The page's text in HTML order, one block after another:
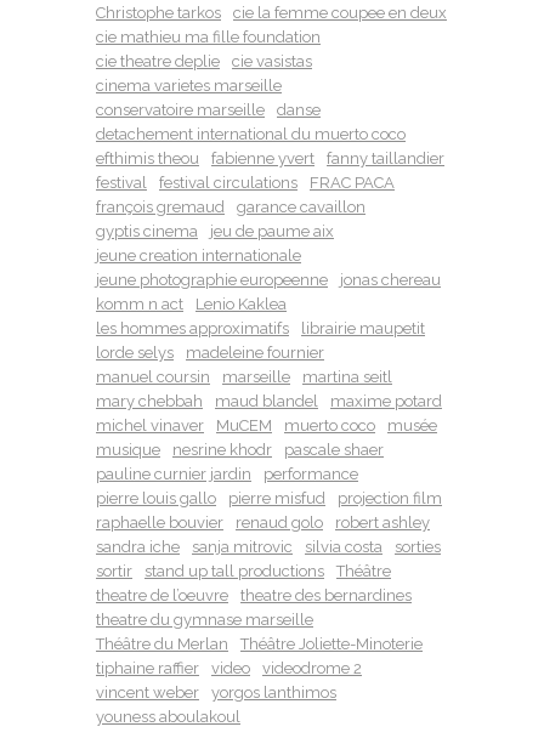
Christophe tarkos
cie la femme coupee en deux
cie mathieu ma fille foundation
cie theatre deplie
cie vasistas
cinema varietes marseille
conservatoire marseille
danse
detachement international du muerto coco
efthimis theou
fabienne yvert
fanny taillandier
festival
festival circulations
FRAC PACA
françois gremaud
garance cavaillon
gyptis cinema
jeu de paume aix
jeune creation internationale
jeune photographie europeenne
jonas chereau
komm n act
Lenio Kaklea
les hommes approximatifs
librairie maupetit
lorde selys
madeleine fournier
manuel coursin
marseille
martina seitl
mary chebbah
maud blandel
maxime potard
michel vinaver
MuCEM muerto coco
musée
musique
nesrine khodr
pascale shaer
pauline curnier jardin
performance
pierre louis gallo
pierre misfud
projection film
raphaelle bouvier
renaud golo
robert ashley
sandra iche
sanja mitrovic silvia costa
sorties
sortir
stand up tall productions
Théâtre
theatre de l’oeuvre
theatre des bernardines
theatre du gymnase marseille
Théâtre du Merlan
Théâtre Joliette-Minoterie
tiphaine raffier
video
videodrome 2
vincent weber
yorgos lanthimos
youness aboulakoul